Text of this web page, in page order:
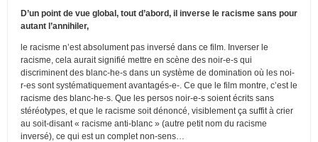
D’un point de vue global, tout d’abord, il inverse le racisme sans pour
autant l’annihiler,
le racisme n’est absolument pas inversé dans ce film. Inverser le
racisme, cela aurait signifié mettre en scène des noir-e-s qui
discriminent des blanc-he-s dans un système de domination où les noi-
r-es sont systématiquement avantagés-e-. Ce que le film montre, c’est le
racisme des blanc-he-s. Que les persos noir-e-s soient écrits sans
stéréotypes, et que le racisme soit dénoncé, visiblement ça suffit à crier
au soit-disant « racisme anti-blanc » (autre petit nom du racisme
inversé), ce qui est un complet non-sens…